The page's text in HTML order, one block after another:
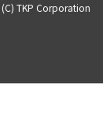
(C) TKP Corporation